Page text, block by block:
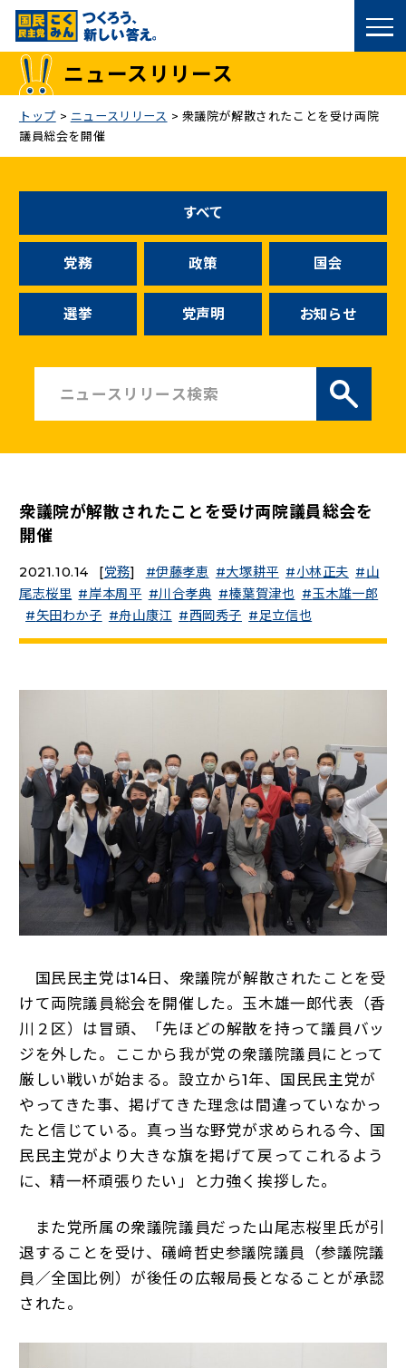
国民民主党トップ
議員
候補者公募
こくみん政治塾
お問い合わせ
ニュースリリース
こくみんうさぎの部屋
Go!Go!こくみんストア（新しいタブで開く）
（新しいタブで開く）
国民民主党学生部
二次創作ガイドライン
プライバシーポリシー
特定商取引法に基づく表記
ニュースリリース
トップ > ニュースリリース > 衆議院が解散されたことを受け両院
議員総会を開催
すべて
党務 政策 国会
選挙 党声明 お知らせ
衆議院が解散されたことを受け両院議員総会を
開催
2021.10.14 [党務] 伊藤孝恵 大塚耕平 小林正夫
山
尾志桜里
岸本周平 川合孝典 榛葉賀津也
玉木雄一郎
矢田わか子
舟山康江 西岡秀子 足立信也
国民民主党は14日、衆議院が解散されたことを受
けて両院議員総会を開催した。玉木雄一郎代表（香
川２区）は冒頭、「先ほどの解散を持って議員バッ
ジを外した。ここから我が党の衆議院議員にとって
厳しい戦いが始まる。設立から1年、国民民主党が
やってきた事、掲げてきた理念は間違っていなかっ
たと信じている。真っ当な野党が求められる今、国
民民主党がより大きな旗を掲げて戻ってこれるよう
に、精一杯頑張りたい」と力強く挨拶した。
また党所属の衆議院議員だった山尾志桜里氏が引
退することを受け、礒﨑哲史参議院議員（参議院議
員／全国比例）が後任の広報局長となることが承認
された。